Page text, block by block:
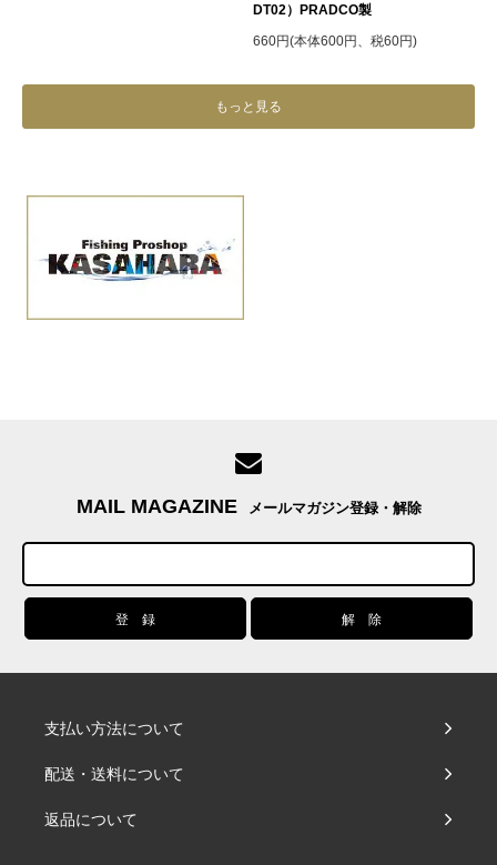
DT02）PRADCO製
660円(本体600円、税60円)
もっと見る
MAIL MAGAZINE メールマガジン登録・解除
支払い方法について
配送・送料について
返品について